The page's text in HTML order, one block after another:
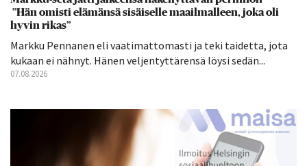
”Hän omisti elämänsä sisäiselle maailmalleen, joka oli
hyvin rikas”
Markku Pennanen eli vaatimattomasti ja teki taidetta, jota
kukaan ei nähnyt. Hänen veljentyttärensä löysi sedän...
07.08.2026